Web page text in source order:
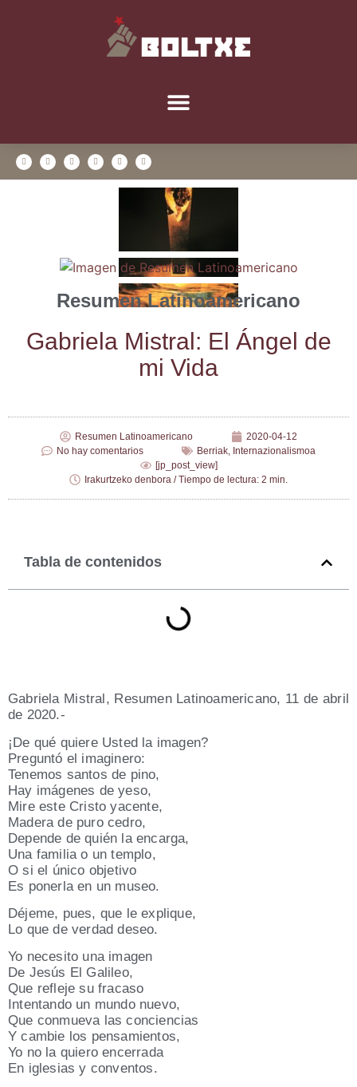
Resumen Latinoamericano
Gabrie­la Mis­tral: El Ángel de
mi Vida
Resumen Latinoamericano
2020-04-12
No hay comentarios
Berriak, Internazionalismoa
[jp_post_view]
Irakurtzeko denbora / Tiempo de lectura: 2 min.
Tabla de contenidos
Gabrie­la Mis­tral, Resu­men Lati­no­ame­ri­cano, 11 de abril
de 2020.-
¡De qué quie­re Usted la ima­gen?
Pre­gun­tó el ima­gi­ne­ro:
Tene­mos san­tos de pino,
Hay imá­ge­nes de yeso,
Mire este Cris­to yacen­te,
Made­ra de puro cedro,
Depen­de de quién la encar­ga,
Una fami­lia o un tem­plo,
O si el úni­co obje­ti­vo
Es poner­la en un museo.
Déje­me, pues, que le expli­que,
Lo que de ver­dad deseo.
Yo nece­si­to una ima­gen
De Jesús El Gali­leo,
Que refle­je su fra­ca­so
Inten­tan­do un mun­do nue­vo,
Que con­mue­va las con­cien­cias
Y cam­bie los pen­sa­mien­tos,
Yo no la quie­ro ence­rra­da
En igle­sias y conventos.